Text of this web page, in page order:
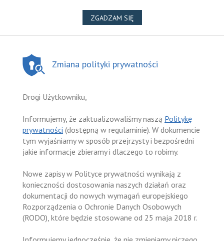
ZGADZAM SIĘNA WYKORZYSTANIE PLIKÓW
Zmiana polityki prywatności
Drogi Użytkowniku,
Informujemy, że zaktualizowaliśmy naszą Politykę
prywatności (dostępną w regulaminie). W dokumencie
tym wyjaśniamy w sposób przejrzysty i bezpośredni
jakie informacje zbieramy i dlaczego to robimy.
Nowe zapisy w Polityce prywatności wynikają z
konieczności dostosowania naszych działań oraz
dokumentacji do nowych wymagań europejskiego
Rozporządzenia o Ochronie Danych Osobowych
(RODO), które będzie stosowane od 25 maja 2018 r.